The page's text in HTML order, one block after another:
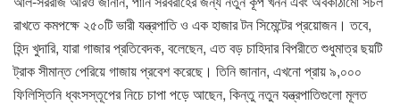
রাখতে কমপক্ষে ২৫০টি ভারী যন্ত্রপাতি ও এক হাজার টন সিমেন্টের প্রয়োজন। তবে,
হিন্দ খুদারি, যারা গাজার প্রতিবেদক, বলেছেন, এত বড় চাহিদার বিপরীতে শুধুমাত্র ছয়টি
ট্রাক সীমান্ত পেরিয়ে গাজায় প্রবেশ করেছে। তিনি জানান, এখনো প্রায় ৯,০০০
ফিলিস্তিনি ধ্বংসস্তূপের নিচে চাপা পড়ে আছেন, কিন্তু নতুন যন্ত্রপাতিগুলো মূলত